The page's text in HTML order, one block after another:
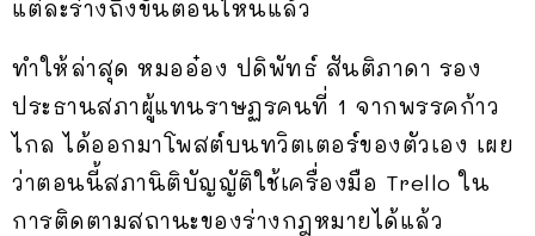
แต่ละร่างถึงขั้นตอนไหนแล้ว
ทำให้ล่าสุด หมออ๋อง ปดิพัทธ์ สันติภาดา รอง
ประธานสภาผู้แทนราษฏรคนที่ 1 จากพรรคก้าว
ไกล ได้ออกมาโพสต์บนทวิตเตอร์ของตัวเอง เผย
ว่าตอนนี้สภานิติบัญญัติใช้เครื่องมือ Trello ใน
การติดตามสถานะของร่างกฎหมายได้แล้ว